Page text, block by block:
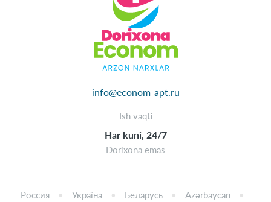
info@econom-apt.ru
Ish vaqti
Har kuni, 24/7
Dorixona emas
Россия Україна Беларусь Azərbaycan